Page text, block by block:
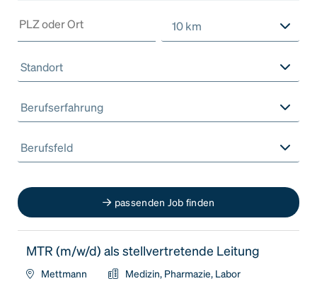
10 km
Standort
Berufserfahrung
Berufsfeld
passenden Job finden
MTR (m/w/d) als stellvertretende Leitung
Mettmann Medizin, Pharmazie, Labor